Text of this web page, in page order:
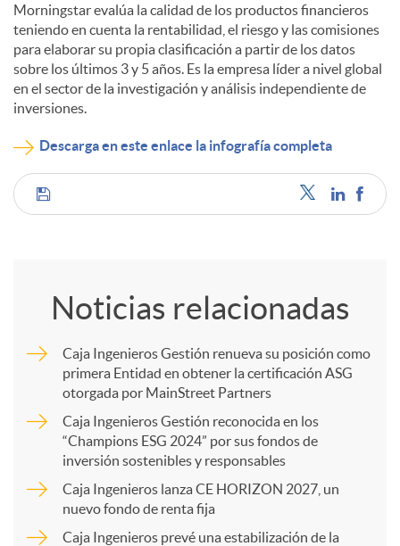
Morningstar evalúa la calidad de los productos financieros
teniendo en cuenta la rentabilidad, el riesgo y las comisiones
para elaborar su propia clasificación a partir de los datos
sobre los últimos 3 y 5 años. Es la empresa líder a nivel global
en el sector de la investigación y análisis independiente de
inversiones.
Descarga en este enlace la infografía completa
C
r
Noticias relacionadas
Caja Ingenieros Gestión renueva su posición como
primera Entidad en obtener la certificación ASG
otorgada por MainStreet Partners
Caja Ingenieros Gestión reconocida en los
“Champions ESG 2024” por sus fondos de
inversión sostenibles y responsables
Caja Ingenieros lanza CE HORIZON 2027, un
nuevo fondo de renta fija
Caja Ingenieros prevé una estabilización de la